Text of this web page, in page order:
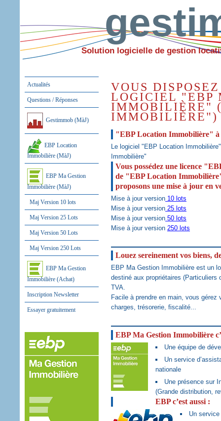
Solution logicielle de gestion
Actualités
Questions / Réponses
Gestimmob (MàJ)
EBP Location
Immobilière (MàJ)
EBP Ma Gestion
Immobilière (MàJ)
Maj Version 10 lots
Maj Version 25 Lots
Maj Version 50 Lots
Maj Version 250 Lots
EBP Ma Gestion
Immobilière (Achat)
Inscription Newsletter
Essayer gratuitement
VOUS
LOGICIEL "EBP
IMMOBILIÈRE"
IMMOBILIÈRE")
"EBP Location Immobilière" à
Le logiciel "EBP Location
Immobilière"
Vous possédez une licence
de "EBP Location
proposons une mise à jour en
Mise à jour version 10 lots
Mise à jour version 25 lots
Mise à jour version 50 lots
Mise à jour version 250 lots
Louez sereinement vos biens,
EBP Ma Gestion Immobilière est un
destiné aux propriétaires (Particuliers
TVA.
Facile à prendre en main, vous
charges, trésorerie, fiscalité...
EBP Ma Gestion Immobilière
Une équipe de
Un service
nationale
Une présence sur
(Grande distribution,
EBP c’est aussi :
Un